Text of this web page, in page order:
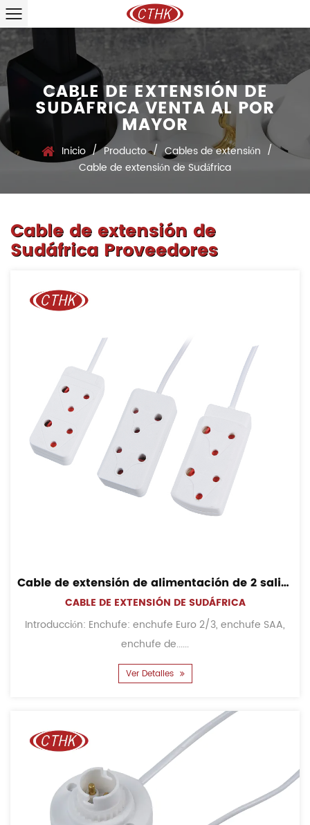
CABLE DE EXTENSIÓN DE
SUDÁFRICA VENTA AL POR
MAYOR
Inicio / Producto / Cables de extensión /
Cable de extensión de Sudáfrica
Cable de extensión de
Sudáfrica Proveedores
Cable de extensión de alimentación de 2 salidas para interiores de 100 pies de Sudáfrica con enchufe
CABLE DE EXTENSIÓN DE SUDÁFRICA
Introducción: Enchufe: enchufe Euro 2/3, enchufe SAA,
enchufe de......
Ver Detalles